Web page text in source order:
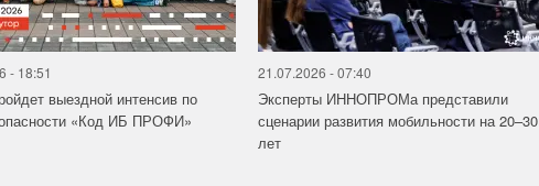
- 18:51
выездной интенсив по
«Код ИБ ПРОФИ»
21.07.2026 - 07:40
Эксперты ИННОПРОМа представили
сценарии развития мобильности на 20–30
лет